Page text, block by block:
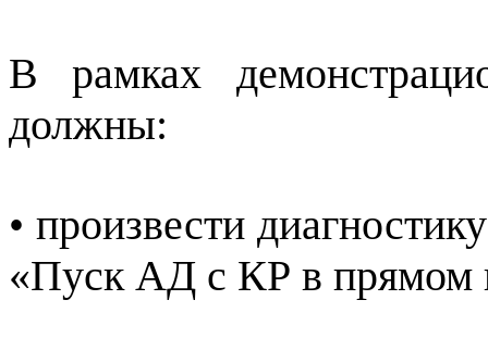
В рамках
должны:
• произвести
«Пуск АД с КР в прямом